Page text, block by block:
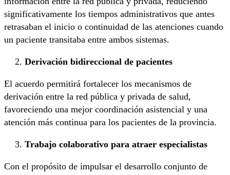
significativamente los tiempos administrativos que antes
retrasaban el inicio o continuidad de las atenciones cuando
un paciente transitaba entre ambos sistemas.
Derivación bidireccional de pacientes
El acuerdo permitirá fortalecer los mecanismos de
derivación entre la red pública y privada de salud,
favoreciendo una mejor coordinación asistencial y una
atención más continua para los pacientes de la provincia.
Trabajo colaborativo para atraer especialistas
Con el propósito de impulsar el desarrollo conjunto de